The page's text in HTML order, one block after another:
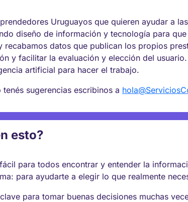
Uruguayos que quieren ayudar a
diseño de información y tecnología para
recabamos datos que publican los propios
y facilitar la evaluación y elección del
artificial para hacer el trabajo.
sugerencias escribinos a
esto?
para todos encontrar y entender la
para ayudarte a elegir lo que realmente
para tomar buenas decisiones muchas